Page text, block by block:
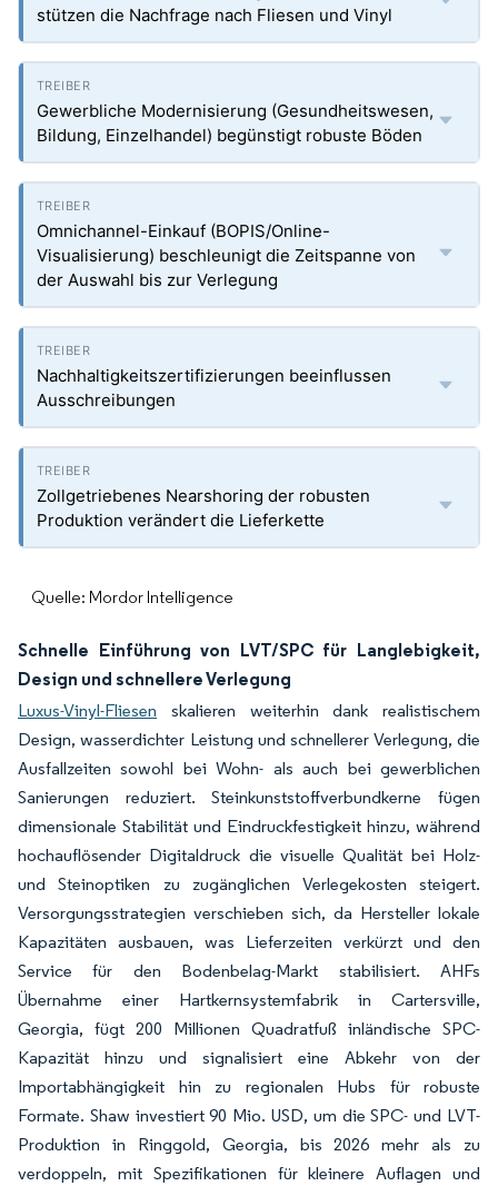
stützen die Nachfrage nach Fliesen und Vinyl
Gewerbliche Modernisierung (Gesundheitswesen,
Bildung, Einzelhandel) begünstigt robuste Böden
Omnichannel-Einkauf (BOPIS/Online-
Visualisierung) beschleunigt die Zeitspanne von
der Auswahl bis zur Verlegung
Nachhaltigkeitszertifizierungen beeinflussen
Ausschreibungen
Zollgetriebenes Nearshoring der robusten
Produktion verändert die Lieferkette
Quelle: Mordor Intelligence
Schnelle Einführung von LVT/SPC für Langlebigkeit,
Design und schnellere Verlegung
Luxus-Vinyl-Fliesen skalieren weiterhin dank realistischem
Design, wasserdichter Leistung und schnellerer Verlegung, die
Ausfallzeiten sowohl bei Wohn- als auch bei gewerblichen
Sanierungen reduziert. Steinkunststoffverbundkerne fügen
dimensionale Stabilität und Eindruckfestigkeit hinzu, während
hochauflösender Digitaldruck die visuelle Qualität bei Holz-
und Steinoptiken zu zugänglichen Verlegekosten steigert.
Versorgungsstrategien verschieben sich, da Hersteller lokale
Kapazitäten ausbauen, was Lieferzeiten verkürzt und den
Service für den Bodenbelag-Markt stabilisiert. AHFs
Übernahme einer Hartkernsystemfabrik in Cartersville,
Georgia, fügt 200 Millionen Quadratfuß inländische SPC-
Kapazität hinzu und signalisiert eine Abkehr von der
Importabhängigkeit hin zu regionalen Hubs für robuste
Formate. Shaw investiert 90 Mio. USD, um die SPC- und LVT-
Produktion in Ringgold, Georgia, bis 2026 mehr als zu
verdoppeln, mit Spezifikationen für kleinere Auflagen und